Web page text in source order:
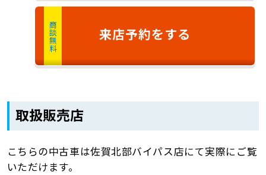
商談無料 来店予約をする
取扱販売店
こちらの中古車は佐賀北部バイパス店にて実際にご覧
いただけます。